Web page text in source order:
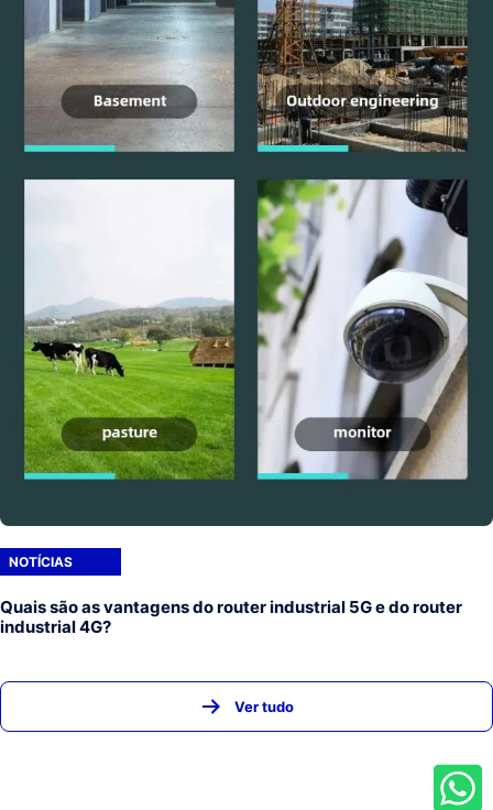
NOTÍCIAS
Quais são as vantagens do router industrial 5G e do router
industrial 4G?
Ver tudo